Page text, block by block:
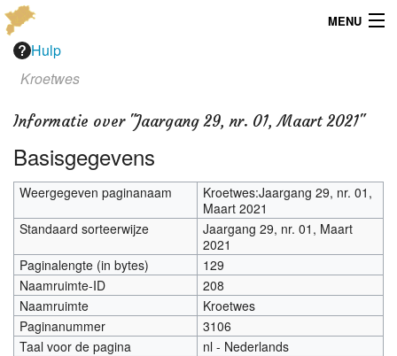
MENU
Menu
Locaties
Kaarten
Overig
Verenigingsinfo
Hulp
Kroetwes
Informatie over "Jaargang 29, nr. 01, Maart 2021"
Basisgegevens
Weergegeven paginanaam
Kroetwes:Jaargang 29, nr. 01,
Maart 2021
Standaard sorteerwijze
Jaargang 29, nr. 01, Maart
2021
Paginalengte (in bytes)
129
Naamruimte-ID
208
Naamruimte
Kroetwes
Paginanummer
3106
Taal voor de pagina
nl - Nederlands